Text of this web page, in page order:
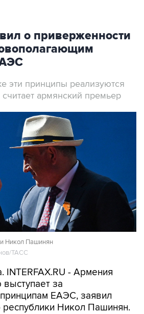
о приверженности
эти принципы реализуются
армянский премьер
Никол Пашинян
ТАСС
INTERFAX.RU - Армения
за
ЕАЭС, заявил
республики Никол Пашинян.